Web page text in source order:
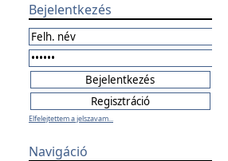
Bejelentkezés
Elfelejtettem a jelszavam...
Navigáció